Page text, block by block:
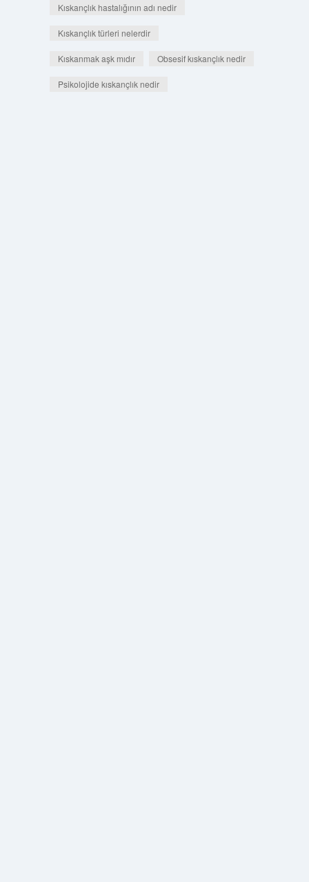
Kıskançlık hastalığının adı nedir
Kıskançlık türleri nelerdir
Kıskanmak aşk mıdır Obsesif kıskançlık nedir
Psikolojide kıskançlık nedir